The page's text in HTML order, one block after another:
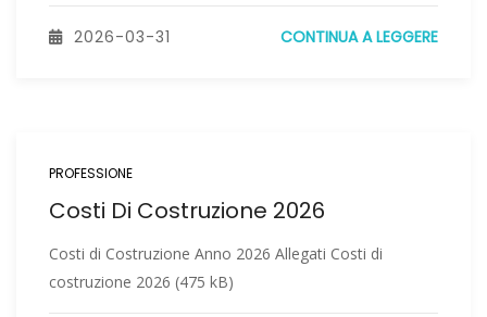
2026-03-31 CONTINUA A LEGGERE
PROFESSIONE
Costi Di Costruzione 2026
Costi di Costruzione Anno 2026 Allegati Costi di
costruzione 2026 (475 kB)